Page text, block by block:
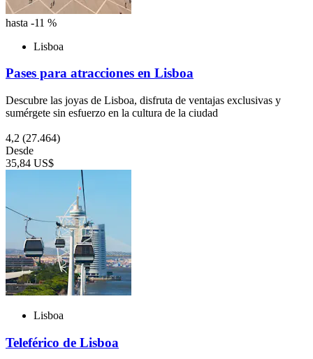
hasta -11 %
Lisboa
Pases para atracciones en Lisboa
Descubre las joyas de Lisboa, disfruta de ventajas exclusivas y
sumérgete sin esfuerzo en la cultura de la ciudad
4,2 (27.464)
Desde
35,84 US$
Lisboa
Teleférico de Lisboa